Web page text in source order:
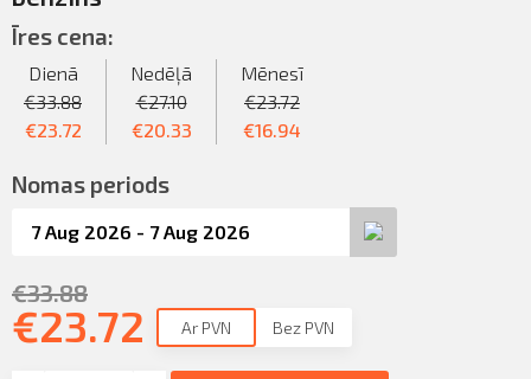
KĻŪT PAR KLIENTU
Iziet
Īres cena:
Dienā
€33.88
€23.72
Nedēļā
€27.10
€20.33
Mēnesī
€23.72
€16.94
Nomas periods
€33.88
€23.72 Ar PVN Bez PVN